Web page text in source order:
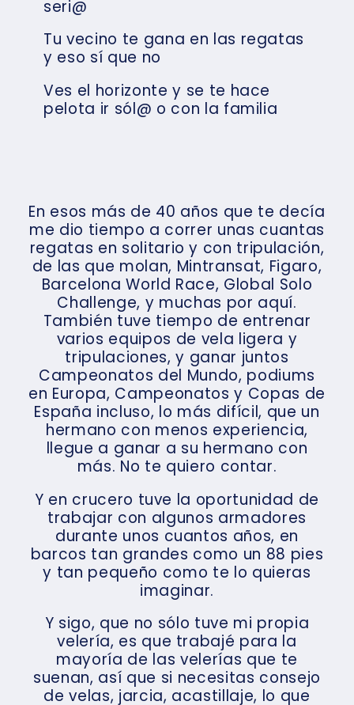
seri@
Tu vecino te gana en las regatas
y eso sí que no
Ves el horizonte y se te hace
pelota ir sól@ o con la familia
En esos más de 40 años que te decía
me dio tiempo a correr unas cuantas
regatas en solitario y con tripulación,
de las que molan, Mintransat, Figaro,
Barcelona World Race, Global Solo
Challenge, y muchas por aquí.
También tuve tiempo de entrenar
varios equipos de vela ligera y
tripulaciones, y ganar juntos
Campeonatos del Mundo, podiums
en Europa, Campeonatos y Copas de
España incluso, lo más difícil, que un
hermano con menos experiencia,
llegue a ganar a su hermano con
más. No te quiero contar.
Y en crucero tuve la oportunidad de
trabajar con algunos armadores
durante unos cuantos años, en
barcos tan grandes como un 88 pies
y tan pequeño como te lo quieras
imaginar.
Y sigo, que no sólo tuve mi propia
velería, es que trabajé para la
mayoría de las velerías que te
suenan, así que si necesitas consejo
de velas, jarcia, acastillaje, lo que